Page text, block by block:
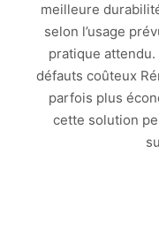
meilleure
selon l’usage
pratique
défauts coûteux
parfois plus
cette solution